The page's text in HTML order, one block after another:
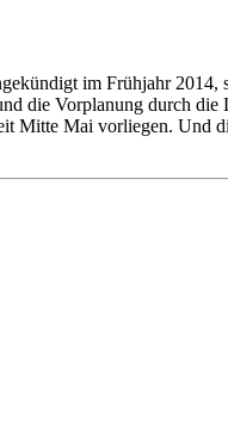
im Frühjahr
die Vorplanung durch
Mitte Mai vorliegen. Und